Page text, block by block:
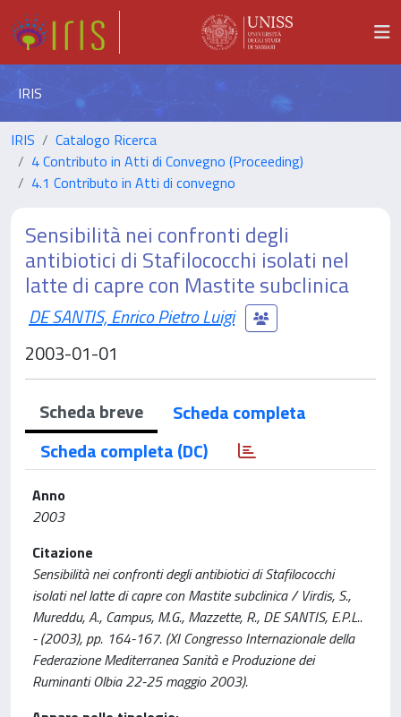
IRIS
IRIS
Catalogo Ricerca
4 Contributo in Atti di Convegno (Proceeding)
4.1 Contributo in Atti di convegno
Sensibilità nei confronti degli
antibiotici di Stafilococchi isolati nel
latte di capre con Mastite subclinica
DE SANTIS, Enrico Pietro Luigi
2003-01-01
Scheda breve
Scheda completa
Scheda completa (DC)
Anno
2003
Citazione
Sensibilità nei confronti degli antibiotici di Stafilococchi
isolati nel latte di capre con Mastite subclinica / Virdis, S.,
Mureddu, A., Campus, M.G., Mazzette, R., DE SANTIS, E.P.L..
- (2003), pp. 164-167. (XI Congresso Internazionale della
Federazione Mediterranea Sanità e Produzione dei
Ruminanti Olbia 22-25 maggio 2003).